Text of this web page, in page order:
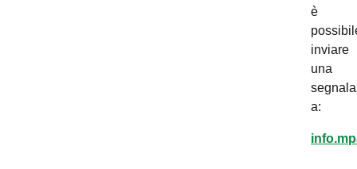
è
inviare
una
a: